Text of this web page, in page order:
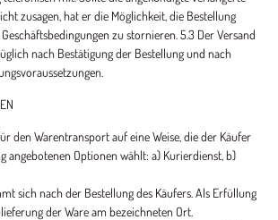
zusagen, hat er die Möglichkeit, die Bestellung
zu stornieren. 5.3 Der Versand
nach Bestätigung der Bestellung und nach
den Warentransport auf eine Weise, die der Käufer
angebotenen Optionen wählt: a) Kurierdienst, b)
sich nach der Bestellung des Käufers. Als Erfüllung
der Ware am bezeichneten Ort.